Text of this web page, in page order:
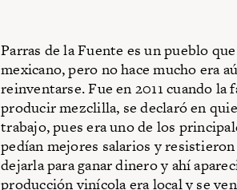
Parras de la Fuente es un pueblo
mexicano, pero no hace mucho era
reinventarse. Fue en 2011 cuando la
producir mezclilla, se declaró en
trabajo, pues era uno de los
pedían mejores salarios y
dejarla para ganar dinero y ahí
producción vinícola era local y se